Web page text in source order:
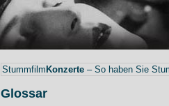
Stummfilm Konzerte – So haben Sie
Glossar